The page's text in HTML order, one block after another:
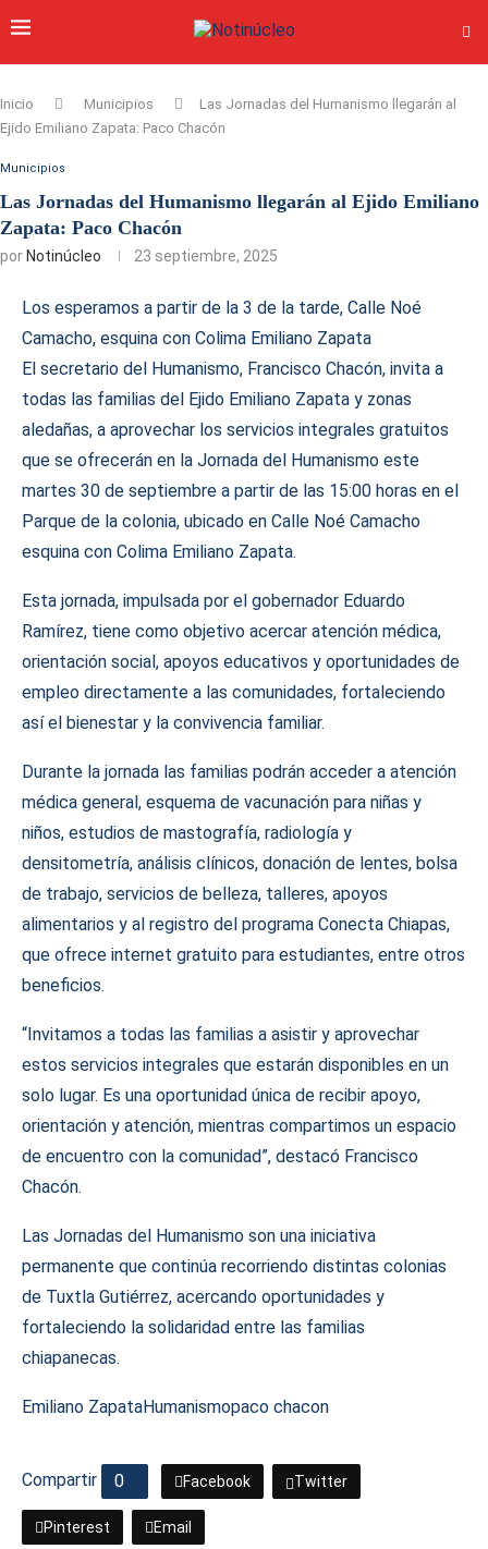
Inicio Municipios
Las Jornadas del Humanismo llegarán al
Ejido Emiliano Zapata: Paco Chacón
Municipios
Las Jornadas del Humanismo llegarán al Ejido Emiliano
Zapata: Paco Chacón
por Notinúcleo 23 septiembre, 2025
Los esperamos a partir de la 3 de la tarde, Calle Noé
Camacho, esquina con Colima Emiliano Zapata
El secretario del Humanismo, Francisco Chacón, invita a
todas las familias del Ejido Emiliano Zapata y zonas
aledañas, a aprovechar los servicios integrales gratuitos
que se ofrecerán en la Jornada del Humanismo este
martes 30 de septiembre a partir de las 15:00 horas en el
Parque de la colonia, ubicado en Calle Noé Camacho
esquina con Colima Emiliano Zapata.
Esta jornada, impulsada por el gobernador Eduardo
Ramírez, tiene como objetivo acercar atención médica,
orientación social, apoyos educativos y oportunidades de
empleo directamente a las comunidades, fortaleciendo
así el bienestar y la convivencia familiar.
Durante la jornada las familias podrán acceder a atención
médica general, esquema de vacunación para niñas y
niños, estudios de mastografía, radiología y
densitometría, análisis clínicos, donación de lentes, bolsa
de trabajo, servicios de belleza, talleres, apoyos
alimentarios y al registro del programa Conecta Chiapas,
que ofrece internet gratuito para estudiantes, entre otros
beneficios.
“Invitamos a todas las familias a asistir y aprovechar
estos servicios integrales que estarán disponibles en un
solo lugar. Es una oportunidad única de recibir apoyo,
orientación y atención, mientras compartimos un espacio
de encuentro con la comunidad”, destacó Francisco
Chacón.
Las Jornadas del Humanismo son una iniciativa
permanente que continúa recorriendo distintas colonias
de Tuxtla Gutiérrez, acercando oportunidades y
fortaleciendo la solidaridad entre las familias
chiapanecas.
Emiliano ZapataHumanismopaco chacon
Compartir 0 Facebook Twitter
Pinterest Email